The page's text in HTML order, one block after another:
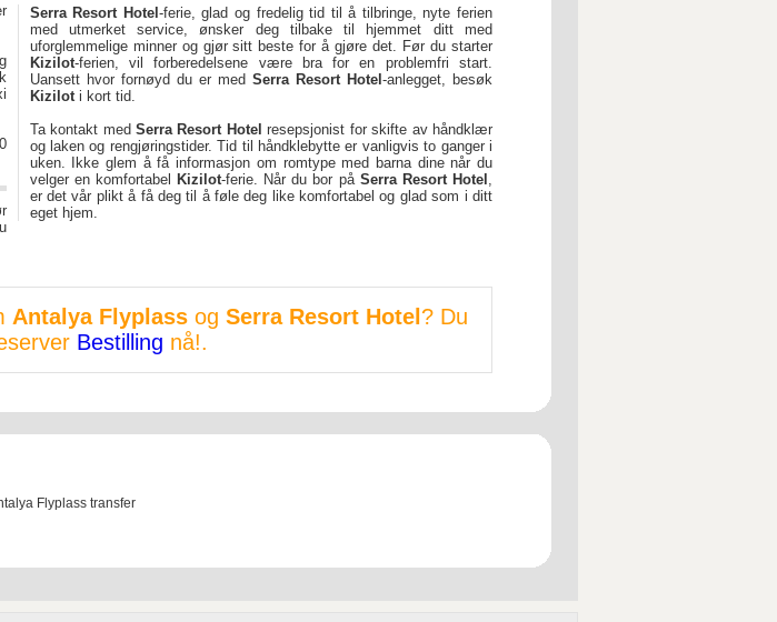
Serra Resort Hotel -ferie, glad og fredelig tid til å tilbringe, nyte ferien
med utmerket service, ønsker deg tilbake til hjemmet ditt med
uforglemmelige minner og gjør sitt beste for å gjøre det. Før du starter
Kizilot-ferien, vil forberedelsene være bra for en problemfri start.
Uansett hvor fornøyd du er med Serra Resort Hotel -anlegget, besøk
Kiziloti kort tid.
Ta kontakt med Serra Resort Hotel resepsjonist for skifte av håndklær
og laken og rengjøringstider. Tid til håndklebytte er vanligvis to ganger i
uken. Ikke glem å få informasjon om romtype med barna dine når du
velger en komfortabel
Kizilot-ferie. Når du bor på Serra Resort Hotel ,
er det vår plikt å få deg til å føle deg like komfortabel og glad som i ditt
eget hjem.
Antalya Flyplass ogSerra Resort Hotel? Du
Bestilling nå!.
Flyplass transfer